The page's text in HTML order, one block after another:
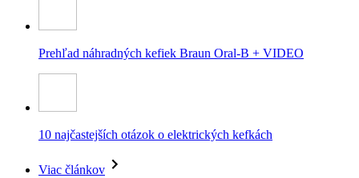
Prehľad náhradných kefiek Braun Oral-B + VIDEO
10 najčastejších otázok o elektrických kefkách
Viac článkov